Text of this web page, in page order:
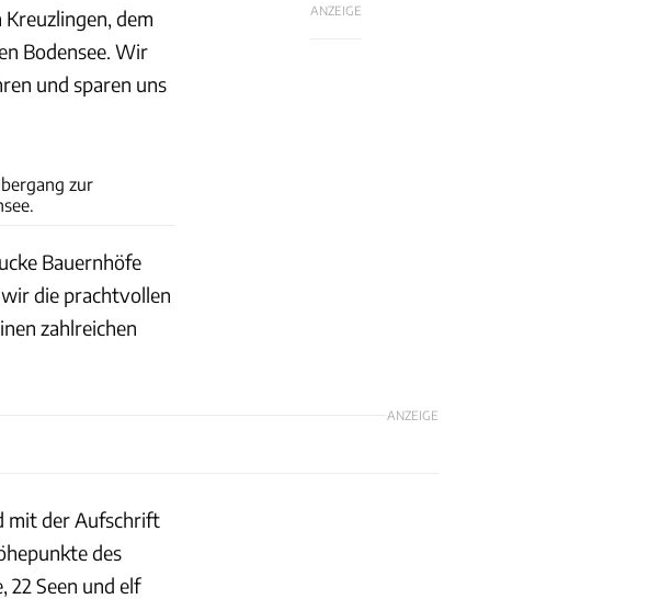
ANZEIGE
dem
Bodensee. Wir
und sparen uns
zur
Bauernhöfe
die prachtvollen
zahlreichen
ANZEIGE
mit der Aufschrift
des
22 Seen und elf